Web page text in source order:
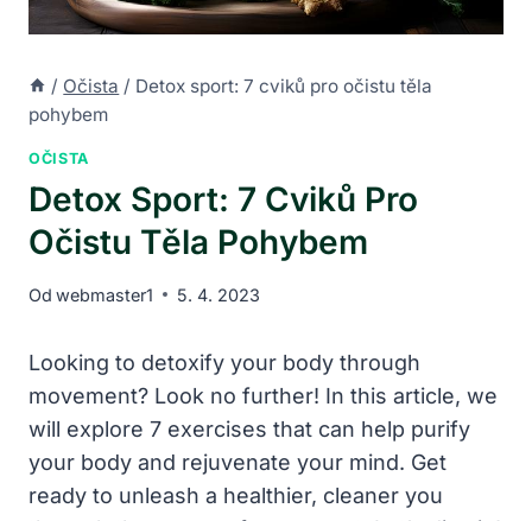
/ Očista / Detox sport: 7 cviků pro očistu těla
pohybem
OČISTA
Detox Sport: 7 Cviků Pro
Očistu Těla Pohybem
Od webmaster1 5. 4. 2023
Looking to detoxify your body through
movement? Look no further! In this article, we
will explore 7 exercises that can help purify
your body and rejuvenate your mind. Get
ready to unleash a healthier, cleaner you